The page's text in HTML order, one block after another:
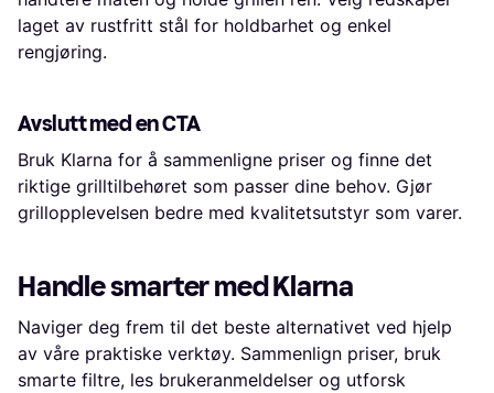
laget av rustfritt stål for holdbarhet og enkel
rengjøring.
Avslutt med en CTA
Bruk Klarna for å sammenligne priser og finne det
riktige grilltilbehøret som passer dine behov. Gjør
grillopplevelsen bedre med kvalitetsutstyr som varer.
Handle smarter med Klarna
Naviger deg frem til det beste alternativet ved hjelp
av våre praktiske verktøy. Sammenlign priser, bruk
smarte filtre, les brukeranmeldelser og utforsk